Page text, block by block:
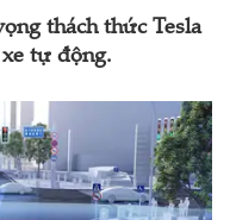
thách thức Tesla
tự động.